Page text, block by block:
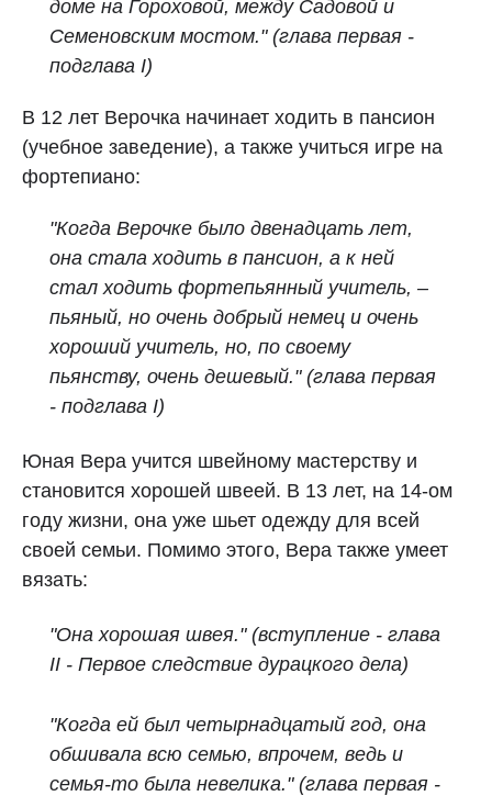
доме на Гороховой, между Садовой и
Семеновским мостом." (глава первая -
подглава I)
В 12 лет Верочка начинает ходить в пансион
(учебное заведение), а также учиться игре на
фортепиано:
"Когда Верочке было двенадцать лет,
она стала ходить в пансион, а к ней
стал ходить фортепьянный учитель, –
пьяный, но очень добрый немец и очень
хороший учитель, но, по своему
пьянству, очень дешевый." (глава первая
- подглава I)
Юная Вера учится швейному мастерству и
становится хорошей швеей. В 13 лет, на 14-ом
году жизни, она уже шьет одежду для всей
своей семьи. Помимо этого, Вера также умеет
вязать:
"Она хорошая швея." (вступление - глава
II - Первое следствие дурацкого дела)
"Когда ей был четырнадцатый год, она
обшивала всю семью, впрочем, ведь и
семья‑то была невелика." (глава первая -